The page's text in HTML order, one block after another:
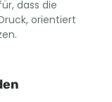
dass die
orientiert